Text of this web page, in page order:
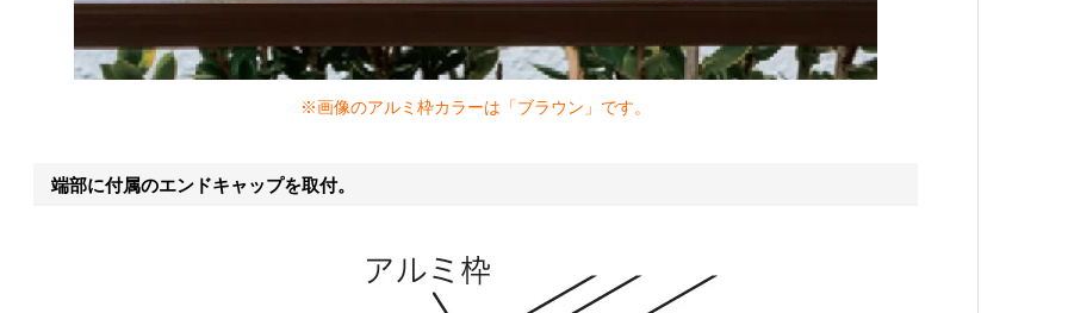
※画像のアルミ枠カラーは「ブラウン」です。
端部に付属のエンドキャップを取付。